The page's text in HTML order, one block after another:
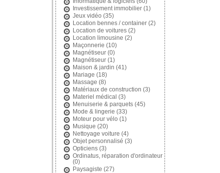
Investissement immobilier(1)
Jeux vidéo (35)
Location bennes / container(2)
Location de voitures(2)
Location limousine (2)
Maçonnerie (10)
Magnétiseur(0)
Magnétiseur(1)
Maison & jardin (41)
Mariage (18)
Massage (8)
Matériaux de construction (3)
Materiel médical (3)
Menuiserie & parquets(45)
Mode & lingerie (33)
Moteur pour vélo (1)
Musique (20)
Nettoyage voiture (4)
Objet personnalisé (3)
Opticiens(3)
Ordinatus, réparation d'ordinateur
(0)
Paysagiste (27)